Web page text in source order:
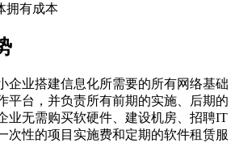
拥有成本
企业搭建信息化所需要的所有网络基础
平台，并负责所有前期的实施、后期的
业无需购买软硬件、建设机房、招聘IT
次性的项目实施费和定期的软件租赁服